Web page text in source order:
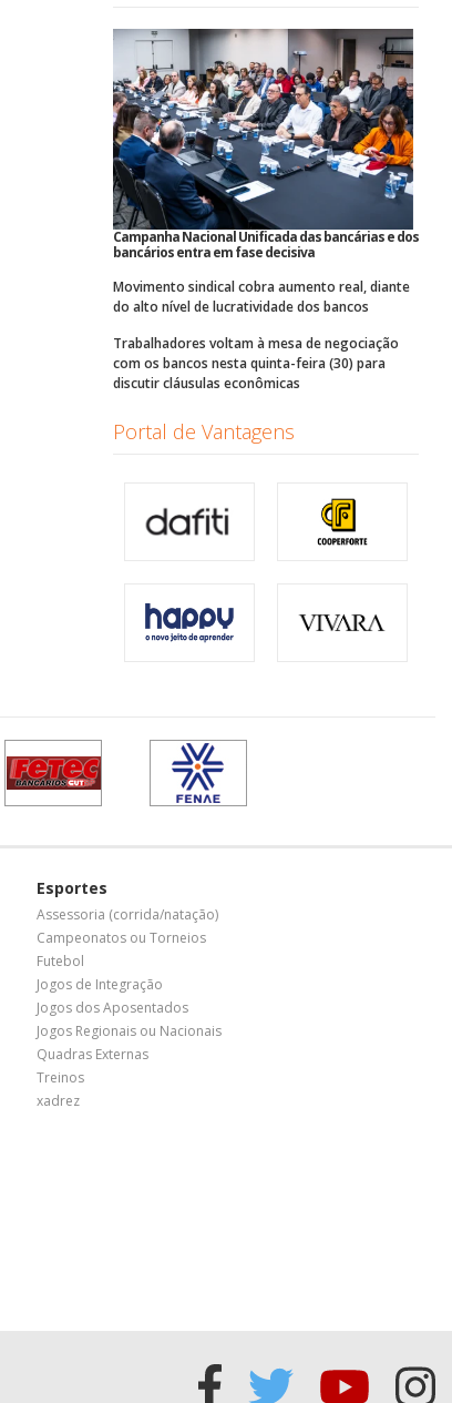
Campanha Nacional Unificada das bancárias e dos
bancários entra em fase decisiva
Movimento sindical cobra aumento real, diante
do alto nível de lucratividade dos bancos
Trabalhadores voltam à mesa de negociação
com os bancos nesta quinta-feira (30) para
discutir cláusulas econômicas
Portal de Vantagens
Esportes
Assessoria (corrida/natação)
Campeonatos ou Torneios
Futebol
Jogos de Integração
Jogos dos Aposentados
Jogos Regionais ou Nacionais
Quadras Externas
Treinos
xadrez
Acessar
Acessar